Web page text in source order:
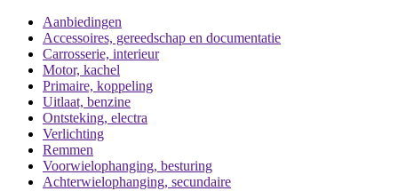
Aanbiedingen
Accessoires, gereedschap en documentatie
Carrosserie, interieur
Motor, kachel
Primaire, koppeling
Uitlaat, benzine
Ontsteking, electra
Verlichting
Remmen
Voorwielophanging, besturing
Achterwielophanging, secundaire